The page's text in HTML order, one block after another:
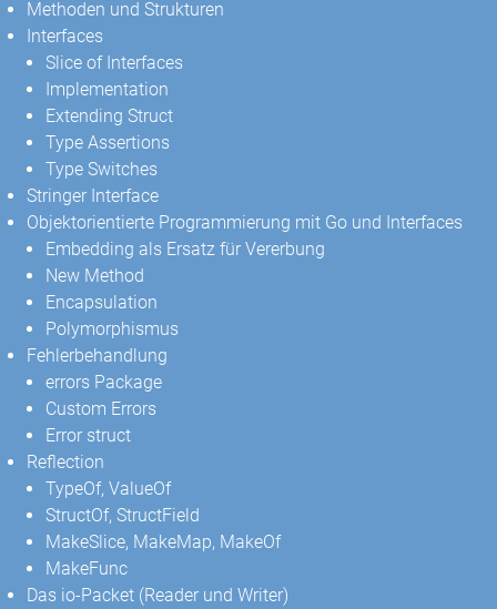
Methoden und Strukturen
Interfaces
Slice of Interfaces
Implementation
Extending Struct
Type Assertions
Type Switches
Stringer Interface
Objektorientierte Programmierung mit Go und Interfaces
Embedding als Ersatz für Vererbung
New Method
Encapsulation
Polymorphismus
Fehlerbehandlung
errors Package
Custom Errors
Error struct
Reflection
TypeOf, ValueOf
StructOf, StructField
MakeSlice, MakeMap, MakeOf
MakeFunc
Das io-Packet (Reader und Writer)